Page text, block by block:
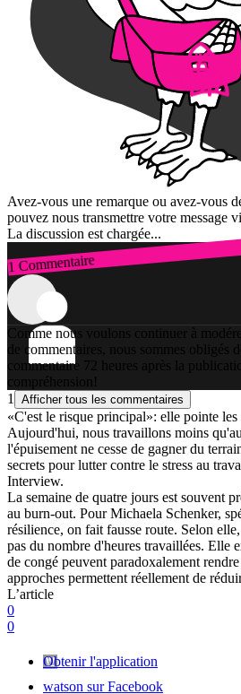
Avez-vous une remarque ou avez-vous
pouvez nous transmettre votre message
La discussion est chargée...
1 Commentaire
Connexion
Comme nous voulons continuer à
de commentaires, nous sommes obligés
commentaire 72 heures après la
compréhension!
1
Afficher tous les commentaires
«C'est le risque principal»: elle pointe
Aujourd'hui, nous travaillons moins
l'épuisement ne cesse de gagner du
secrets pour lutter contre le stress au
Interview.
La semaine de quatre jours est souvent
au burn-out. Pour Michaela Schenker,
résilience, on fait fausse route. Selon
pas du nombre d'heures travaillées. Elle
de congé peuvent paradoxalement
approches permettent réellement de
L’article
0
0
Obtenir l'application
watson sur Facebook